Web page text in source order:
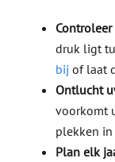
druk ligt
bij of laat
Ontlucht
voorkomt
plekken in
Plan elk